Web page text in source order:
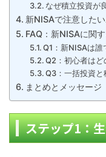
なぜ積立投資が
新NISAで注意した
FAQ：新NISAに関
Q1：新NISAは誰
Q2：初心者はど
Q3：一括投資と
まとめとメッセージ
ステップ1：